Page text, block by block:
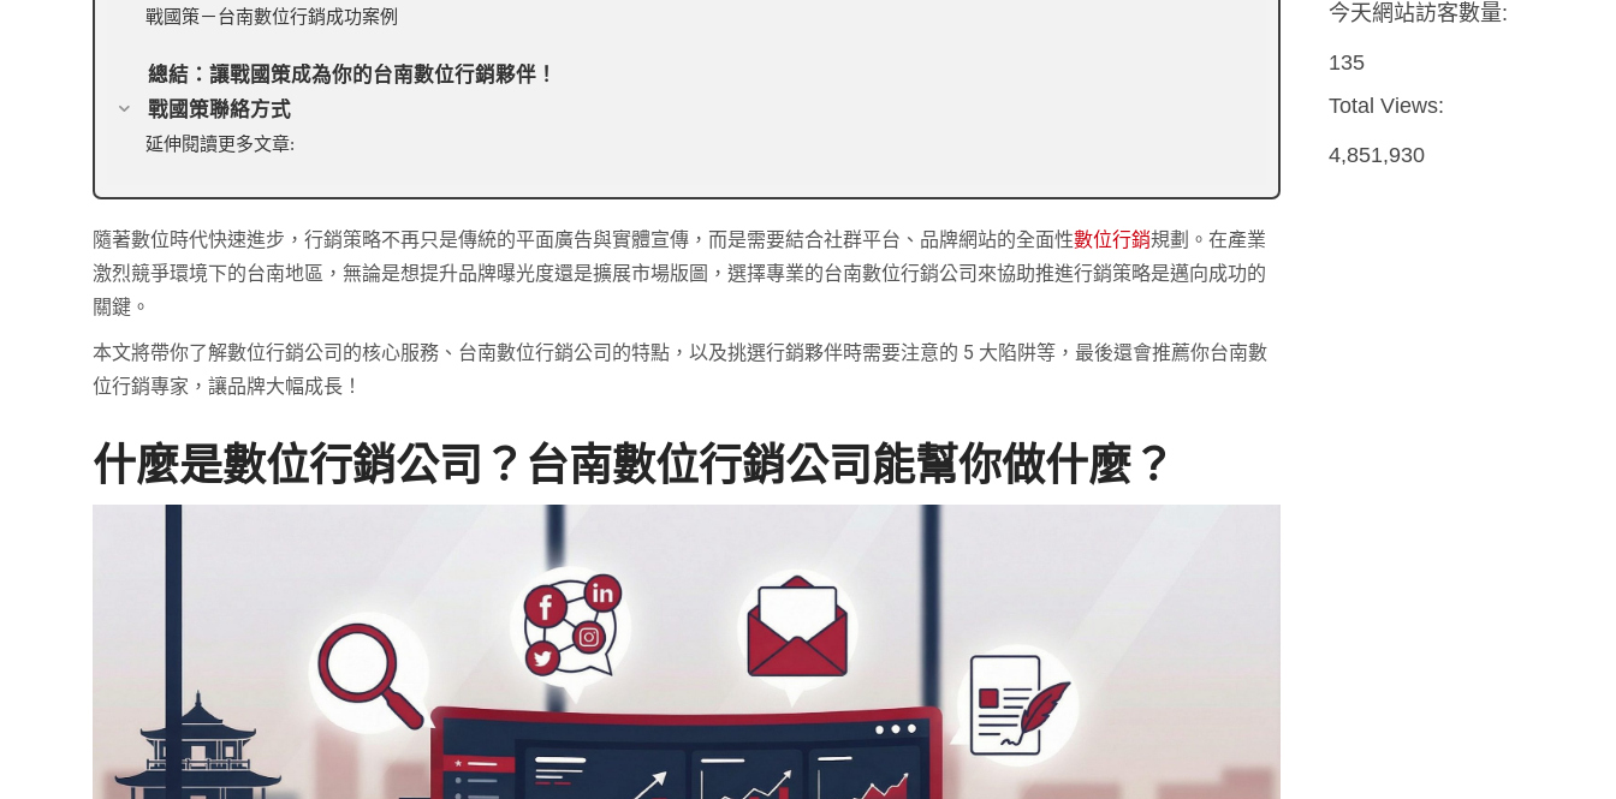
戰國策－台南數位行銷成功案例
總結：讓戰國策成為你的台南數位行銷夥伴！
戰國策聯絡方式
延伸閱讀更多文章:
隨著數位時代快速進步，行銷策略不再只是傳統的平面廣告與實體宣傳，而是需要結合社群平台、品牌網站的全面性數位行銷規劃。在產業
激烈競爭環境下的台南地區，無論是想提升品牌曝光度還是擴展市場版圖，選擇專業的台南數位行銷公司來協助推進行銷策略是邁向成功的
關鍵。
本文將帶你了解數位行銷公司的核心服務、台南數位行銷公司的特點，以及挑選行銷夥伴時需要注意的 5 大陷阱等，最後還會推薦你台南數
位行銷專家，讓品牌大幅成長！
什麼是數位行銷公司？台南數位行銷公司能幫你做什麼？
今天網站訪客數量:
135
Total Views:
4,851,930